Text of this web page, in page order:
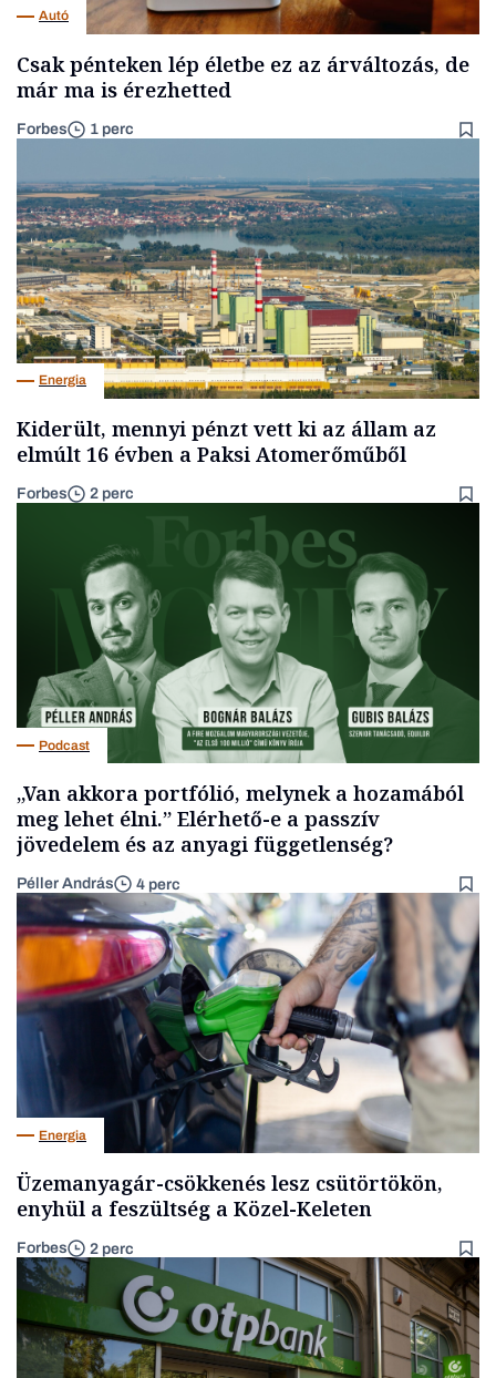
Autó
Csak pénteken lép életbe ez az árváltozás, de
már ma is érezhetted
Forbes 1 perc
Energia
Kiderült, mennyi pénzt vett ki az állam az
elmúlt 16 évben a Paksi Atomerőműből
Forbes 2 perc
Podcast
„Van akkora portfólió, melynek a hozamából
meg lehet élni.” Elérhető-e a passzív
jövedelem és az anyagi függetlenség?
Péller András 4 perc
Energia
Üzemanyagár-csökkenés lesz csütörtökön,
enyhül a feszültség a Közel-Keleten
Forbes 2 perc